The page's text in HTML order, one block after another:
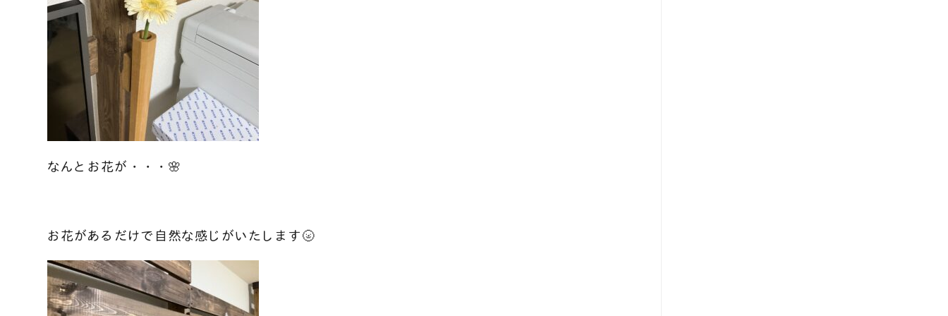
なんとお花が・・・🌸
お花があるだけで自然な感じがいたします🌝